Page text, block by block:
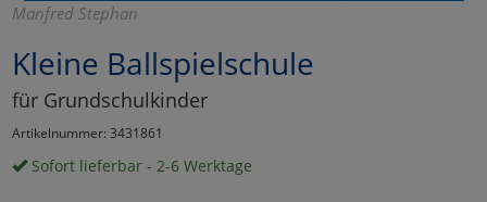
Manfred Stephan
Kleine Ballspielschule
für Grundschulkinder
Artikelnummer: 3431861
Sofort lieferbar - 2-6 Werktage
Umfragetools
Cookies
Alle Akzeptieren